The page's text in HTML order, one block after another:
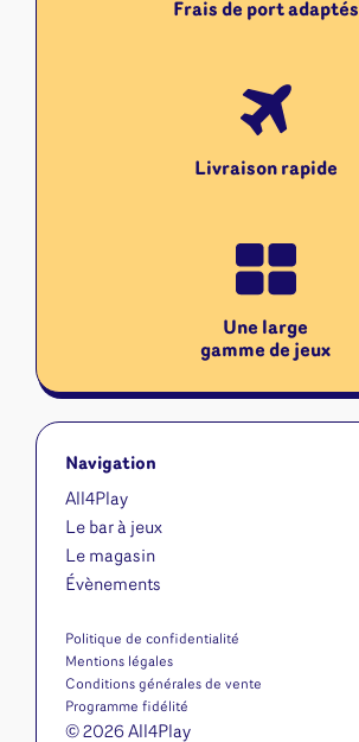
Frais de port adaptés
Livraison rapide
Une large
gamme de jeux
Navigation
All4Play
Le bar à jeux
Le magasin
Évènements
Politique de confidentialité
Mentions légales
Conditions générales de vente
Programme fidélité
© 2026 All4Play